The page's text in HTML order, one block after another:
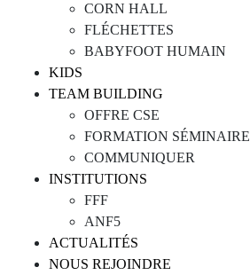
CORN HALL
FLÉCHETTES
BABYFOOT HUMAIN
KIDS
TEAM BUILDING
OFFRE CSE
FORMATION SÉMINAIRE
COMMUNIQUER
INSTITUTIONS
FFF
ANF5
ACTUALITÉS
NOUS REJOINDRE